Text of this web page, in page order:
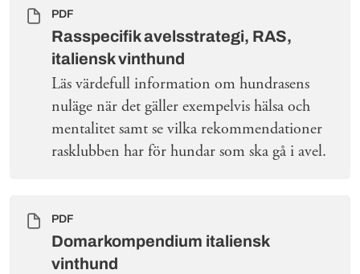
PDF
Rasspecifik avelsstrategi, RAS,
italiensk vinthund
Läs värdefull information om hundrasens
nuläge när det gäller exempelvis hälsa och
mentalitet samt se vilka rekommendationer
rasklubben har för hundar som ska gå i avel.
PDF
Domarkompendium italiensk
vinthund